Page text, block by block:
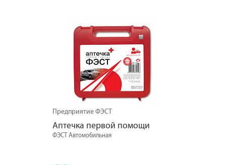
Предприятие ФЭСТ
Аптечка первой помощи
ФЭСТ Автомобильная